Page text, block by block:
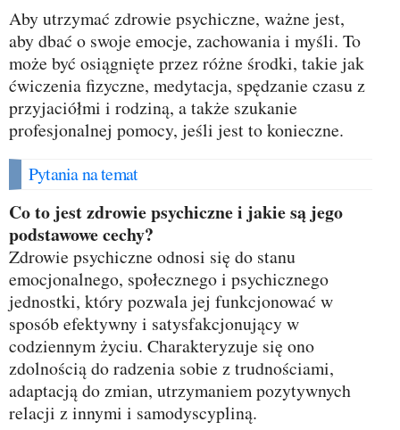
Aby utrzymać zdrowie psychiczne, ważne jest,
aby dbać o swoje emocje, zachowania i myśli. To
może być osiągnięte przez różne środki, takie jak
ćwiczenia fizyczne, medytacja, spędzanie czasu z
przyjaciółmi i rodziną, a także szukanie
profesjonalnej pomocy, jeśli jest to konieczne.
Pytania na temat
Co to jest zdrowie psychiczne i jakie są jego
podstawowe cechy?
Zdrowie psychiczne odnosi się do stanu
emocjonalnego, społecznego i psychicznego
jednostki, który pozwala jej funkcjonować w
sposób efektywny i satysfakcjonujący w
codziennym życiu. Charakteryzuje się ono
zdolnością do radzenia sobie z trudnościami,
adaptacją do zmian, utrzymaniem pozytywnych
relacji z innymi i samodyscypliną.